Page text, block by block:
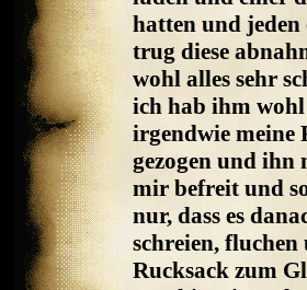
hatten und jeden
trug diese
wohl alles sehr
ich hab ihm
irgendwie meine
gezogen und ihn
mir befreit und
nur, dass es
schreien,
Rucksack zum